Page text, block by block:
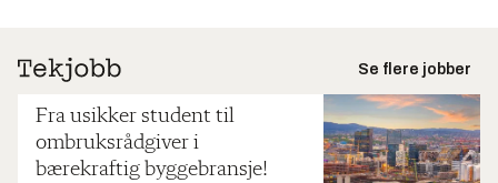
Se flere jobber
Fra usikker student til
ombruksrådgiver i
bærekraftig byggebransje!